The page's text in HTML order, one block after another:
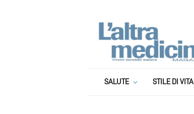
SALUTE STILE DI VITA